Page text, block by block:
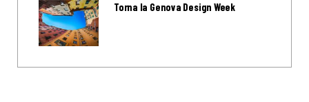
Torna la Genova Design Week